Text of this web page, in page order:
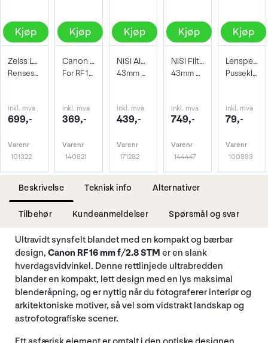
Kjøp
Zeiss Lens Cleaning Kit
Rensesett for objektiv og kamera
inkl. mva
699,-
Varenr
101322
Kjøp
Canon EW-65C Solblender
For RF 16mm f/2.8 STM
inkl. mva
369,-
Varenr
140821
Kjøp
NiSi AIR Protector Filter 43mm
43mm Beskyttelsesfilter
inkl. mva
439,-
Varenr
171282
Kjøp
NiSi Filter Circ Polarizer True Color 43
43mm Pro Nano Pola Filter
inkl. mva
749,-
Varenr
144447
Kjøp
Lenspen Photo Microklear Cloth
Pusseklut i microfiber
inkl. mva
79,-
Varenr
100893
Beskrivelse Teknisk info Alternativer
Tilbehør Kundeanmeldelser Spørsmål og svar
Ultravidt synsfelt blandet med en kompakt og bærbar
design, Canon RF 16 mm f/2.8 STM er en slank
hverdagsvidvinkel. Denne rettlinjede ultrabredden
blander en kompakt, lett design med en lys maksimal
blenderåpning, og er nyttig når du fotograferer interiør og
arkitektoniske motiver, så vel som vidstrakt landskap og
astrofotografiske scener.